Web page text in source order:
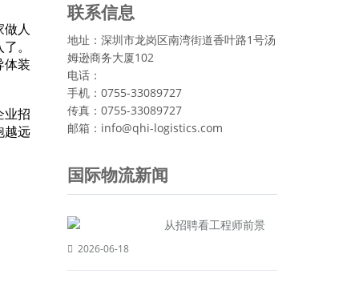
人
。
体装
业招
越远
联系信息
地址：深圳市龙岗区南湾街道香叶路1号汤
姆逊商务大厦102
电话：
手机：0755-33089727
传真：0755-33089727
邮箱：info@qhi-logistics.com
国际物流新闻
从招聘看工程师前景
2026-06-18